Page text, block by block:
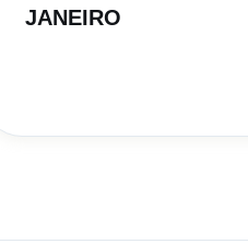
JANEIRO